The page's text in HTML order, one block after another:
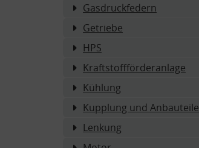
Gasdruckfedern
Getriebe
HPS
Kraftstoffförderanlage
Kühlung
Kupplung und Anbauteile
Lenkung